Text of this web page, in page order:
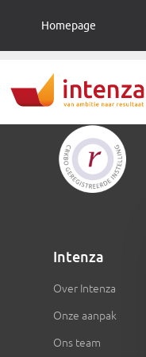
Homepage
Intenza
Over Intenza
Onze aanpak
Ons team